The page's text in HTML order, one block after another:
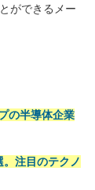
ができるメー
の半導体企業
注目のテクノ